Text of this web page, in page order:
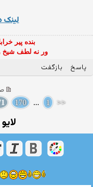
لینک
بنده پیر
ور نه لطف شیخ
پاسخ بازگفت
<<
1
...
170